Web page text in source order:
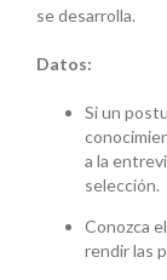
se desarrolla.
Datos:
Si un
a la
selección.
Conozca
rendir las